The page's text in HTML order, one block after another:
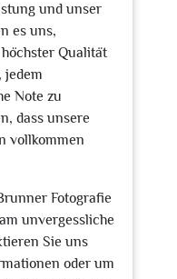
und unser
es uns,
Qualität
jedem
Note zu
dass unsere
vollkommen
Fotografie
unvergessliche
Sie uns
oder um